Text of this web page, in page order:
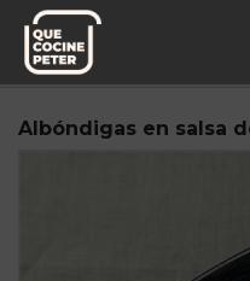
Pedido semanal
Albóndigas en salsa